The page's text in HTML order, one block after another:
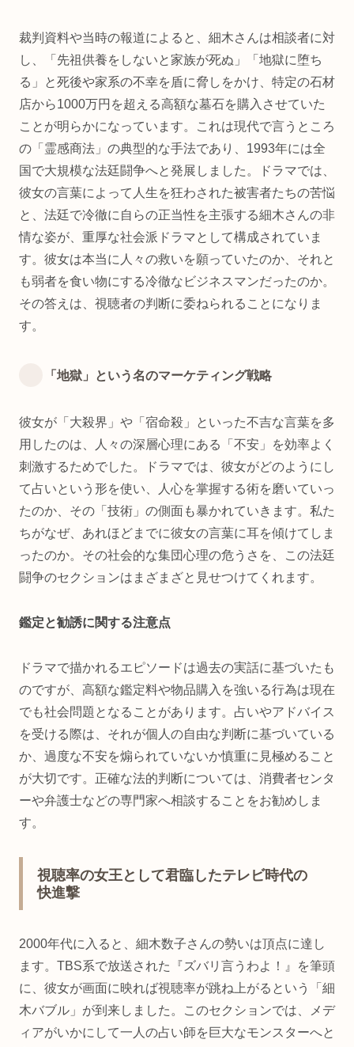
裁判資料や当時の報道によると、細木さんは相談者に対
し、「先祖供養をしないと家族が死ぬ」「地獄に堕ち
る」と死後や家系の不幸を盾に脅しをかけ、特定の石材
店から1000万円を超える高額な墓石を購入させていた
ことが明らかになっています。これは現代で言うところ
の「霊感商法」の典型的な手法であり、1993年には全
国で大規模な法廷闘争へと発展しました。ドラマでは、
彼女の言葉によって人生を狂わされた被害者たちの苦悩
と、法廷で冷徹に自らの正当性を主張する細木さんの非
情な姿が、重厚な社会派ドラマとして構成されていま
す。彼女は本当に人々の救いを願っていたのか、それと
も弱者を食い物にする冷徹なビジネスマンだったのか。
その答えは、視聴者の判断に委ねられることになりま
す。
「地獄」という名のマーケティング戦略
彼女が「大殺界」や「宿命殺」といった不吉な言葉を多
用したのは、人々の深層心理にある「不安」を効率よく
刺激するためでした。ドラマでは、彼女がどのようにし
て占いという形を使い、人心を掌握する術を磨いていっ
たのか、その「技術」の側面も暴かれていきます。私た
ちがなぜ、あれほどまでに彼女の言葉に耳を傾けてしま
ったのか。その社会的な集団心理の危うさを、この法廷
闘争のセクションはまざまざと見せつけてくれます。
鑑定と勧誘に関する注意点
ドラマで描かれるエピソードは過去の実話に基づいたも
のですが、高額な鑑定料や物品購入を強いる行為は現在
でも社会問題となることがあります。占いやアドバイス
を受ける際は、それが個人の自由な判断に基づいている
か、過度な不安を煽られていないか慎重に見極めること
が大切です。正確な法的判断については、消費者センタ
ーや弁護士などの専門家へ相談することをお勧めしま
す。
視聴率の女王として君臨したテレビ時代の
快進撃
2000年代に入ると、細木数子さんの勢いは頂点に達し
ます。TBS系で放送された『ズバリ言うわよ！』を筆頭
に、彼女が画面に映れば視聴率が跳ね上がるという「細
木バブル」が到来しました。このセクションでは、メデ
ィアがいかにして一人の占い師を巨大なモンスターへと